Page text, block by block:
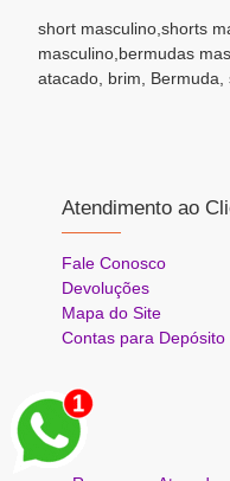
short masculino,shorts
masculino,bermudas
atacado, brim,
Atendimento ao
Fale Conosco
Devoluções
Mapa do Site
Contas para Depósito